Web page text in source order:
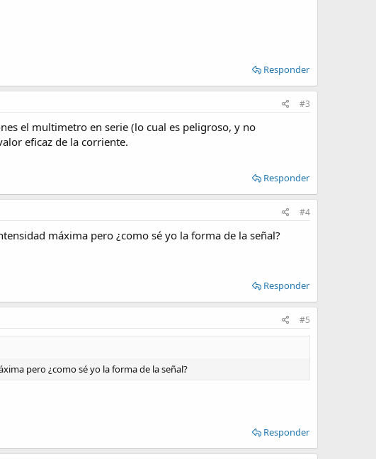
Responder
#3
el multimetro en serie (lo cual es peligroso, y no
eficaz de la corriente.
Responder
#4
máxima pero ¿como sé yo la forma de la señal?
Responder
#5
pero ¿como sé yo la forma de la señal?
Responder